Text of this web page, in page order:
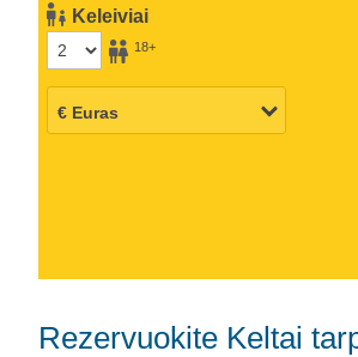
Keleiviai
18+
Rezervuokite Keltai tarp Italijos, Kroatijos ir Slovėnijos su Trieste Linijos